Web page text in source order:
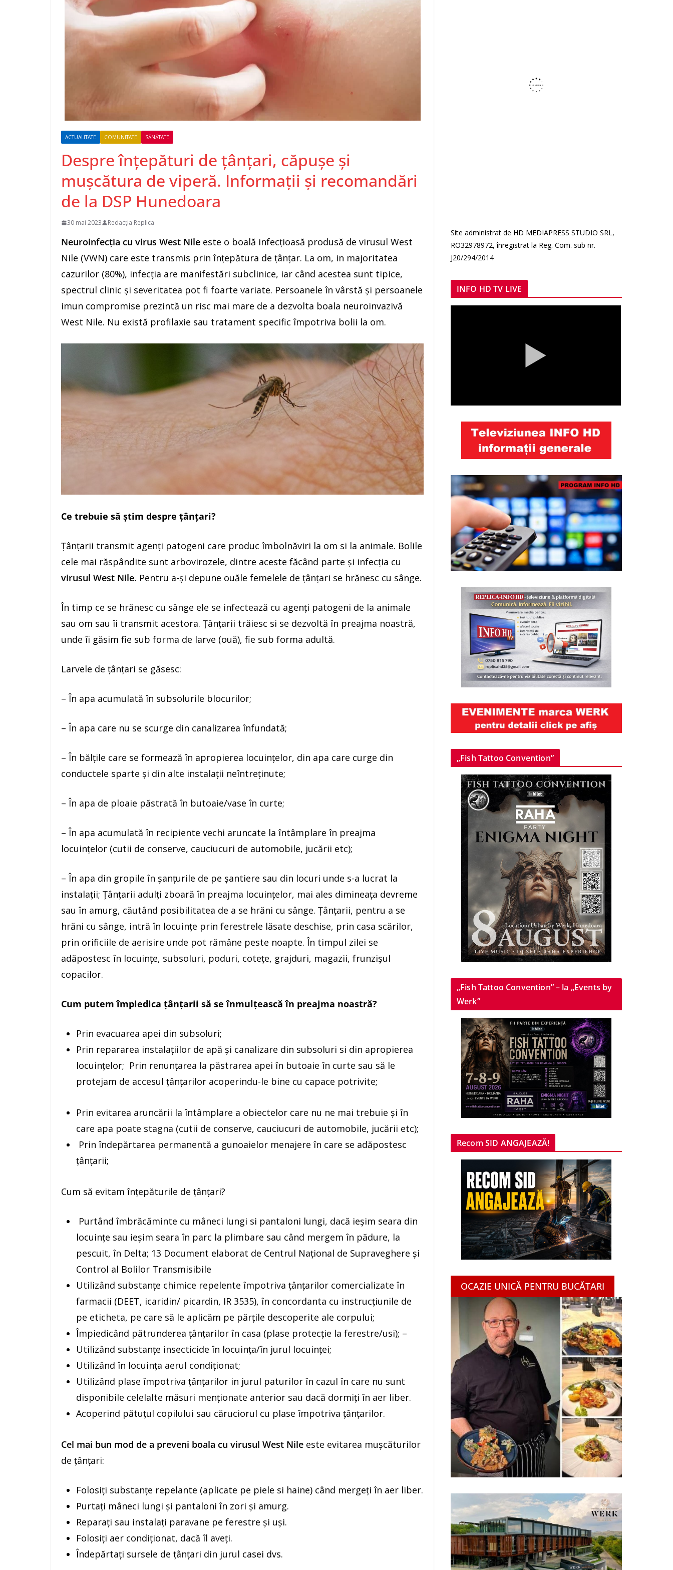
ACTUALITATE COMUNITATE SĂNĂTATE
Despre înțepături de țânțari, căpușe și
mușcătura de viperă. Informații și recomandări
de la DSP Hunedoara
30 mai 2023 Redacția Replica
Neuroinfecția cu virus West Nile este o boală infecțioasă produsă de virusul West
Nile (VWN) care este transmis prin înțepătura de țânțar. La om, in majoritatea
cazurilor (80%), infecția are manifestări subclinice, iar când acestea sunt tipice,
spectrul clinic și severitatea pot fi foarte variate. Persoanele în vârstă și persoanele
imun compromise prezintă un risc mai mare de a dezvolta boala neuroinvazivă
West Nile. Nu există profilaxie sau tratament specific împotriva bolii la om.
Ce trebuie să știm despre țânțari?
Țânțarii transmit agenți patogeni care produc îmbolnăviri la om si la animale. Bolile
cele mai răspândite sunt arbovirozele, dintre aceste făcând parte și infecția cu
virusul West Nile. Pentru a-și depune ouăle femelele de țânțari se hrănesc cu sânge.
În timp ce se hrănesc cu sânge ele se infectează cu agenți patogeni de la animale
sau om sau îi transmit acestora. Țânțarii trăiesc si se dezvoltă în preajma noastră,
unde îi găsim fie sub forma de larve (ouă), fie sub forma adultă.
Larvele de țânțari se găsesc:
– În apa acumulată în subsolurile blocurilor;
– În apa care nu se scurge din canalizarea înfundată;
– În bălțile care se formează în apropierea locuințelor, din apa care curge din
conductele sparte și din alte instalații neîntreținute;
– În apa de ploaie păstrată în butoaie/vase în curte;
– În apa acumulată în recipiente vechi aruncate la întâmplare în preajma
locuințelor (cutii de conserve, cauciucuri de automobile, jucării etc);
– În apa din gropile în șanțurile de pe șantiere sau din locuri unde s-a lucrat la
instalații; Țânțarii adulți zboară în preajma locuințelor, mai ales dimineața devreme
sau în amurg, căutând posibilitatea de a se hrăni cu sânge. Țânțarii, pentru a se
hrăni cu sânge, intră în locuințe prin ferestrele lăsate deschise, prin casa scărilor,
prin orificiile de aerisire unde pot rămâne peste noapte. În timpul zilei se
adăpostesc în locuințe, subsoluri, poduri, cotețe, grajduri, magazii, frunzișul
copacilor.
Cum putem împiedica țânțarii să se înmulțească în preajma noastră?
Prin evacuarea apei din subsoluri;
Prin repararea instalațiilor de apă și canalizare din subsoluri si din apropierea
locuințelor; Prin renunțarea la păstrarea apei în butoaie în curte sau să le
protejam de accesul țânțarilor acoperindu-le bine cu capace potrivite;
Prin evitarea aruncării la întâmplare a obiectelor care nu ne mai trebuie și în
care apa poate stagna (cutii de conserve, cauciucuri de automobile, jucării etc);
Prin îndepărtarea permanentă a gunoaielor menajere în care se adăpostesc
țânțarii;
Cum să evitam înțepăturile de țânțari?
Purtând îmbrăcăminte cu mâneci lungi si pantaloni lungi, dacă ieșim seara din
locuințe sau ieșim seara în parc la plimbare sau când mergem în pădure, la
pescuit, în Delta; 13 Document elaborat de Centrul Național de Supraveghere și
Control al Bolilor Transmisibile
Utilizând substanțe chimice repelente împotriva țânțarilor comercializate în
farmacii (DEET, icaridin/ picardin, IR 3535), în concordanta cu instrucțiunile de
pe eticheta, pe care să le aplicăm pe părțile descoperite ale corpului;
Împiedicând pătrunderea țânțarilor în casa (plase protecție la ferestre/usi); –
Utilizând substanțe insecticide în locuința/în jurul locuinței;
Utilizând în locuința aerul condiționat;
Utilizând plase împotriva țânțarilor in jurul paturilor în cazul în care nu sunt
disponibile celelalte măsuri menționate anterior sau dacă dormiți în aer liber.
Acoperind pătuțul copilului sau căruciorul cu plase împotriva țânțarilor.
Cel mai bun mod de a preveni boala cu virusul West Nile este evitarea mușcăturilor
de țânțari:
Folosiți substanțe repelante (aplicate pe piele si haine) când mergeți în aer liber.
Purtați mâneci lungi și pantaloni în zori și amurg.
Reparați sau instalați paravane pe ferestre și uși.
Folosiți aer condiționat, dacă îl aveți.
Îndepărtați sursele de țânțari din jurul casei dvs.
Site administrat de HD MEDIAPRESS STUDIO SRL,
RO32978972, înregistrat la Reg. Com. sub nr.
J20/294/2014
INFO HD TV LIVE
„Fish Tattoo Convention”
„Fish Tattoo Convention” – la „Events by
Werk”
Recom SID ANGAJEAZĂ!
OCAZIE UNICĂ PENTRU BUCĂTARI